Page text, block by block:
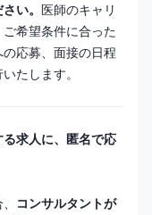
い。 医師のキャリ
希望条件に合った
応募、面接の日程
たします。
求人に、匿名で応
コンサルタントが